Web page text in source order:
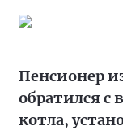
Пенсионер
обратился с
котла,